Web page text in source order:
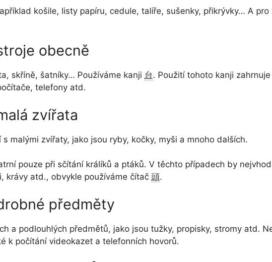
košile, listy papíru, cedule, talíře, sušenky, přikrývky… A
obecně
skříně, šatníky… Používáme kanji 台. Použití tohoto kanji
telefony atd.
zvířata
malými zvířaty, jako jsou ryby, kočky, myši a mnoho dalších.
pouze při sčítání králíků a ptáků. V těchto případech by
krávy atd., obvykle používáme čítač 頭.
předměty
a podlouhlých předmětů, jako jsou tužky, propisky, stromy atd.
k počítání videokazet a telefonních hovorů.